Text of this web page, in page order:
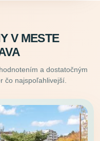
V MESTE
a dostatočným
čo najspoľahlivejší.